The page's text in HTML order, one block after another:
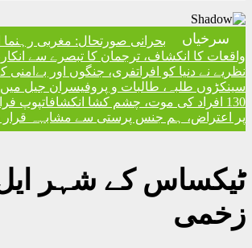
سرخیاں بحرانی صورتحال: مغربی
واقعات کا انکشاف، ترجمان کا تبصرے سے
نظریے نے دنیا کو افراتفری، جنگوں اور
سینکڑوں طلبہ، طالبات و پروفیسران جیل میں
130 افراد کی موت، چشم کشا انکشافات
پوپ
پر اعتراض، ہم جنس پرستی سے مشابہہ قرار
زخمی